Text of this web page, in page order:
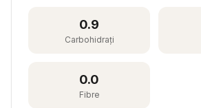
0.9
Carbohidrați
0.0
Fibre